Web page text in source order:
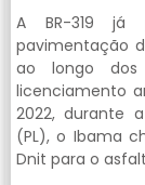
A BR-319 já
pavimentação
ao longo
licenciamento
2022, durante
(PL), o Ibama
Dnit para o